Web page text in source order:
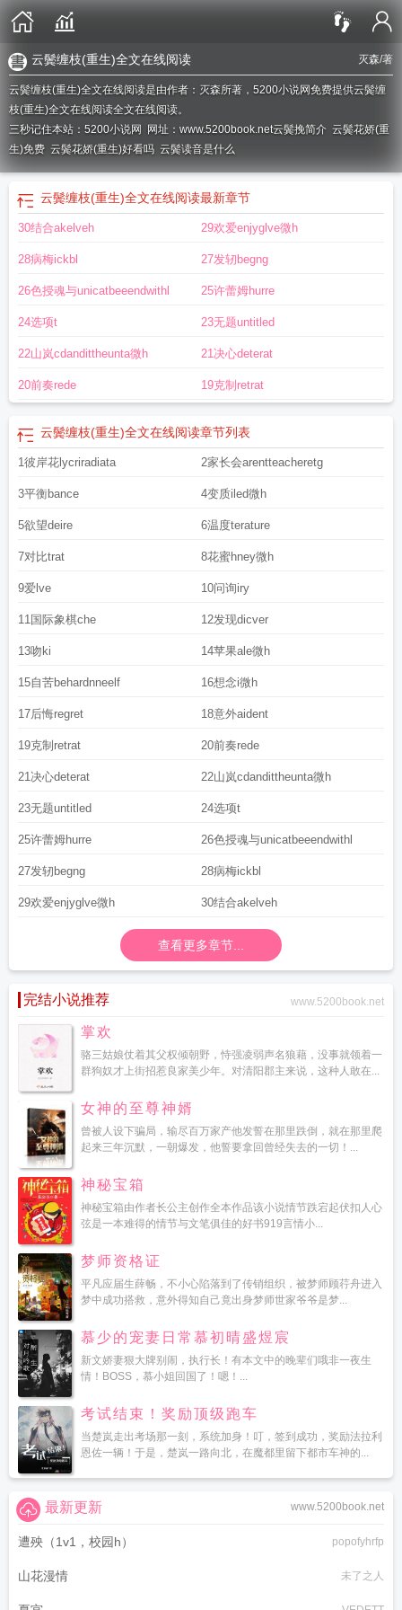
灭森/著
云鬓缠枝(重生)全文在线阅读
云鬓缠枝(重生)全文在线阅读是由作者：灭森所著，5200小说网免费提供云鬓缠
枝(重生)全文在线阅读全文在线阅读。
三秒记住本站：5200小说网 网址：www.5200book.net云鬓挽简介 云鬓花娇(重
生)免费 云鬓花娇(重生)好看吗 云鬓读音是什么
云鬓缠枝(重生)全文在线阅读最新章节
30结合akelveh 29欢爱enjyglve微h
28病梅ickbl 27发轫begng
26色授魂与unicatbeeendwithl 25许蕾姆hurre
24选项t 23无题untitled
22山岚cdandittheunta微h 21决心deterat
20前奏rede 19克制retrat
云鬓缠枝(重生)全文在线阅读章节列表
1彼岸花lycriradiata 2家长会arentteacheretg
3平衡bance 4变质iled微h
5欲望deire 6温度terature
7对比trat 8花蜜hney微h
9爱lve 10问询iry
11国际象棋che 12发现dicver
13吻ki 14苹果ale微h
15自苦behardnneelf 16想念i微h
17后悔regret 18意外aident
19克制retrat 20前奏rede
21决心deterat 22山岚cdandittheunta微h
23无题untitled 24选项t
25许蕾姆hurre 26色授魂与unicatbeeendwithl
27发轫begng 28病梅ickbl
29欢爱enjyglve微h 30结合akelveh
查看更多章节...
完结小说推荐 www.5200book.net
掌欢
骆三姑娘仗着其父权倾朝野，恃强凌弱声名狼藉，没事就领着一
群狗奴才上街招惹良家美少年。对清阳郡主来说，这种人敢在...
女神的至尊神婿
曾被人设下骗局，输尽百万家产他发誓在那里跌倒，就在那里爬
起来三年沉默，一朝爆发，他誓要拿回曾经失去的一切！...
神秘宝箱
神秘宝箱由作者长公主创作全本作品该小说情节跌宕起伏扣人心
弦是一本难得的情节与文笔俱佳的好书919言情小...
梦师资格证
平凡应届生薛畅，不小心陷落到了传销组织，被梦师顾荇舟进入
梦中成功搭救，意外得知自己竟出身梦师世家爷爷是梦...
慕少的宠妻日常慕初晴盛煜宸
新文娇妻狠大牌别闹，执行长！有本文中的晚辈们哦非一夜生
情！BOSS，慕小姐回国了！嗯！...
考试结束！奖励顶级跑车
当楚岚走出考场那一刻，系统加身！叮，签到成功，奖励法拉利
恩佐一辆！于是，楚岚一路向北，在魔都里留下都市车神的...
www.5200book.net
最新更新
遭殃（1v1，校园h） popofyhrfp
山花漫情 未了之人